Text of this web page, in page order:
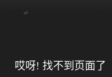
哎呀! 找不到页面了